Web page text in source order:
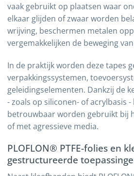
vaak gebruikt op plaatsen waar
elkaar glijden of zwaar worden
wrijving, beschermen metalen
vergemakkelijken de beweging
In de praktijk worden deze tapes
verpakkingssystemen,
geleidingselementen. Dankzij de
- zoals op siliconen- of acrylbasis
betrouwbaar worden gebruikt bij
of met agressieve media.
PLOFLON® PTFE-folies en
gestructureerde